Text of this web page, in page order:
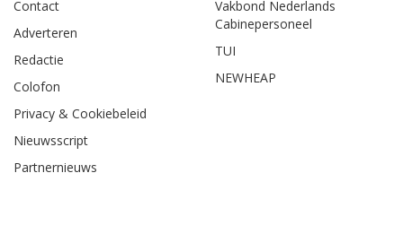
Contact
Adverteren
Redactie
Colofon
Privacy & Cookiebeleid
Nieuwsscript
Partnernieuws
Vakbond Nederlands
Cabinepersoneel
TUI
NEWHEAP